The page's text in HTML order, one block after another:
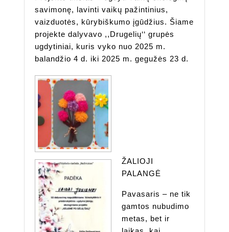
savimonę, lavinti vaikų pažintinius,
vaizduotės, kūrybiškumo įgūdžius. Šiame
projekte dalyvavo ,,Drugelių‘‘ grupės
ugdytiniai, kuris vyko nuo 2025 m.
balandžio 4 d. iki 2025 m. gegužės 23 d.
ŽALIOJI
PALANGĖ
Pavasaris – ne tik
gamtos nubudimo
metas, bet ir